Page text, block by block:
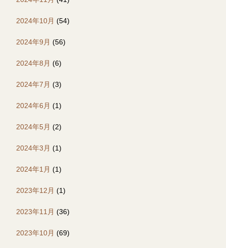
2024年10月 (54)
2024年9月 (56)
2024年8月 (6)
2024年7月 (3)
2024年6月 (1)
2024年5月 (2)
2024年3月 (1)
2024年1月 (1)
2023年12月 (1)
2023年11月 (36)
2023年10月 (69)